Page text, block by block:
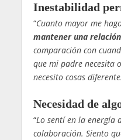
Inestabilidad
“Cuanto mayor me
mantener una
comparación con
que mi padre necesita
necesito cosas
Necesidad de
“Lo sentí en la energía
colaboración. Siento